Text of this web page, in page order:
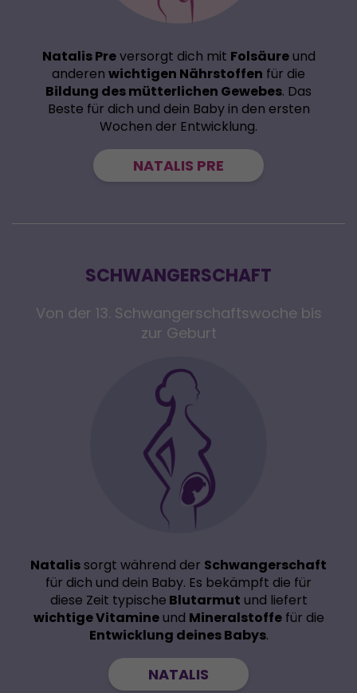
Natalis Preversorgt dich mit Folsäureund
anderen wichtigen Nährstoffen für die
Bildung des mütterlichen Gewebes. Das
Beste für dich und dein Baby in den ersten
Wochen der Entwicklung.
NATALIS PRE
SCHWANGERSCHAFT
Von der 13. Schwangerschaftswoche bis
zur Geburt
Natalissorgt während der Schwangerschaft
für dich und dein Baby. Es bekämpft die für
diese Zeit typische Blutarmut und liefert
wichtige Vitamineund Mineralstoffefür die
Entwicklung deines Babys.
NATALIS